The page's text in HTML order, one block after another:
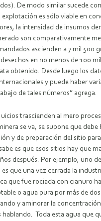
De modo similar sucede
explotación es sólo viable en
la intensidad de insumos
son comparativamente
ascienden a 7 mil 500
en no menos de 100
obtenido. Desde luego los
y puede haber
de tales números” agrega.
trascienden al mero
se va, se supone que debe
y de preparación del sitio
es que esos sitios hay que
después. Por ejemplo, uno
que una vez cerrada la
que fue rociada con cianuro
o agua pura por más de
y aminorar la
hablando. Toda esta agua que